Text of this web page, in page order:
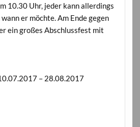
10.30 Uhr, jeder kann allerdings
er möchte. Am Ende gegen
ein großes Abschlussfest mit
– 28.08.2017